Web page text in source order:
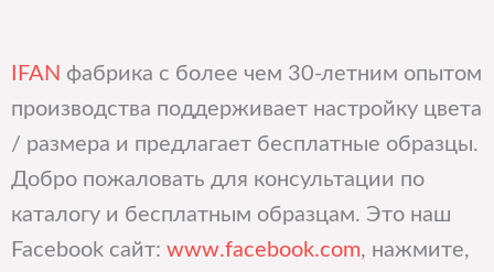
IFAN фабрика с более чем 30-летним опытом
производства поддерживает настройку цвета
/ размера и предлагает бесплатные образцы.
Добро пожаловать для консультации по
каталогу и бесплатным образцам. Это наш
Facebook сайт: www.facebook.com, нажмите,